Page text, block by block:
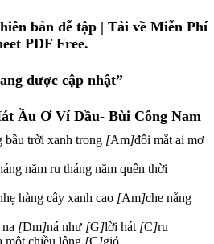
bản dễ tập | Tải về Miễn Phí
PDF Free.
được cập nhật”
Ầu Ơ Ví Dầu- Bùi Công Nam
bầu trời xanh trong [Am]đôi mắt ai mơ
năm ru tháng năm quên thời
hàng cây xanh cao [Am]che nắng
[Dm]ná như [G]lời hát [C]ru